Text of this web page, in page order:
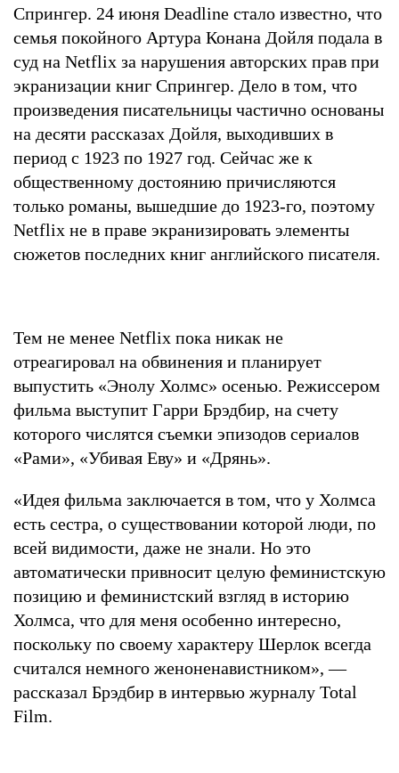
Спрингер. 24 июня Deadline стало известно, что
семья покойного Артура Конана Дойля подала в
суд на Netflix за нарушения авторских прав при
экранизации книг Спрингер. Дело в том, что
произведения писательницы частично основаны
на десяти рассказах Дойля, выходивших в
период с 1923 по 1927 год. Сейчас же к
общественному достоянию причисляются
только романы, вышедшие до 1923-го, поэтому
Netflix не в праве экранизировать элементы
сюжетов последних книг английского писателя.
Тем не менее Netflix пока никак не
отреагировал на обвинения и планирует
выпустить «Энолу Холмс» осенью. Режиссером
фильма выступит Гарри Брэдбир, на счету
которого числятся съемки эпизодов сериалов
«Рами», «Убивая Еву» и «Дрянь».
«Идея фильма заключается в том, что у Холмса
есть сестра, о существовании которой люди, по
всей видимости, даже не знали. Но это
автоматически привносит целую феминистскую
позицию и феминистский взгляд в историю
Холмса, что для меня особенно интересно,
поскольку по своему характеру Шерлок всегда
считался немного женоненавистником», —
рассказал Брэдбир в интервью журналу Total
Film.